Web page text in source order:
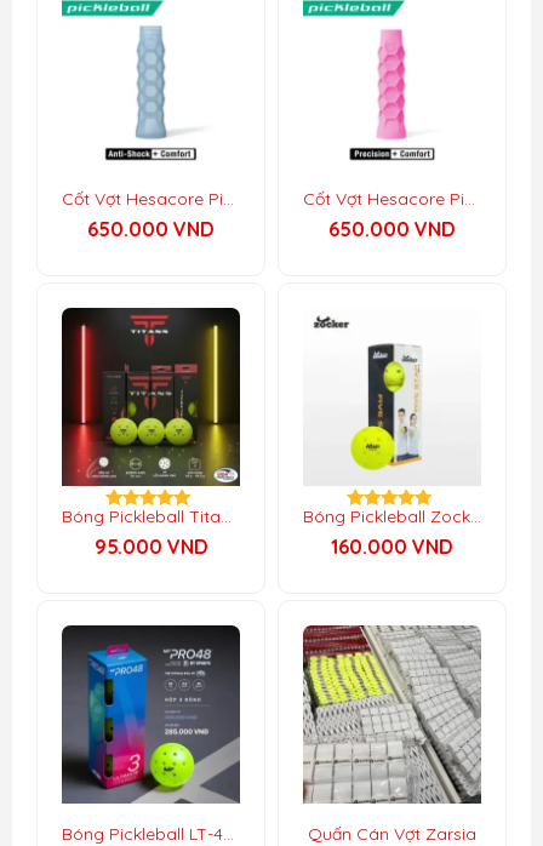
Cốt Vợt Hesacore Pickleball Grip Gel
650.000 VND
Cốt Vợt Hesacore Pickleball Grip Original
650.000 VND
Được xếp
hạng
5.00
Bóng Pickleball Titant Competition
95.000 VND
Được xếp
hạng
5.00
Bóng Pickleball Zocker Five Star Gen 2
160.000 VND
Bóng Pickleball LT-48 Lifetime (LT Pro 48) Quấn Cán Vợt Zarsia